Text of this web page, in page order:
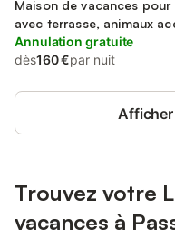
Maison de vacances pour
avec terrasse, animaux
Annulation gratuite
dès160 €par nuit
Trouvez votre
vacances à